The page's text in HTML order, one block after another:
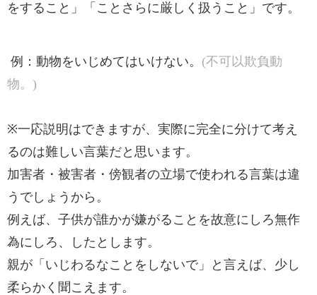
をすること」「ことさらに厳しく扱うこと」です。
例：動物をいじめてはいけない。 (不可以欺負動
物。)
※一応説明はできますが、実際に完全に分けて考え
るのは難しい言葉だと思います。
加害者・被害者・傍観者の立場で使われる言葉は違
うでしょうから。
例えば、子供が誰かが嫌がることを故意にしろ無作
為にしろ、したとします。
親が「いじわるなことをしないで」と言えば、少し
柔らかく聞こえます。